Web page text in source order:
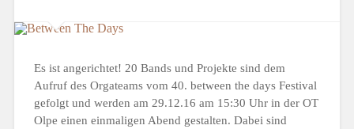
Es ist angerichtet! 20 Bands und Projekte sind dem
Aufruf des Orgateams vom 40. between the days Festival
gefolgt und werden am 29.12.16 am 15:30 Uhr in der OT
Olpe einen einmaligen Abend gestalten. Dabei sind